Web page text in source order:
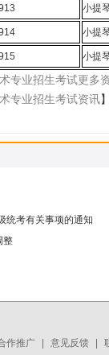
小提
小提
小提
专业招生考试更多
专业招生考试资讯
统考有关事项的通知
整
作推广 意见反馈